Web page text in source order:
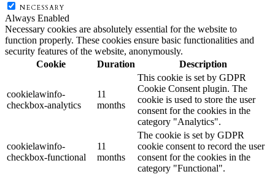
NECESSARY
Always Enabled
Necessary cookies are absolutely essential for the website to
function properly. These cookies ensure basic functionalities and
security features of the website, anonymously.
Cookie
Duration Description
cookielawinfo-
checkbox-analytics
11
months
This cookie is set by GDPR
Cookie Consent plugin. The
cookie is used to store the user
consent for the cookies in the
category "Analytics".
cookielawinfo-
checkbox-functional
11
months
The cookie is set by GDPR
cookie consent to record the user
consent for the cookies in the
category "Functional".